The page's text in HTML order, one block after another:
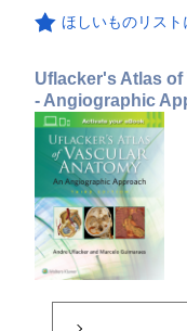
ほしいものリスト
Uflacker's Atlas of
- Angiographic